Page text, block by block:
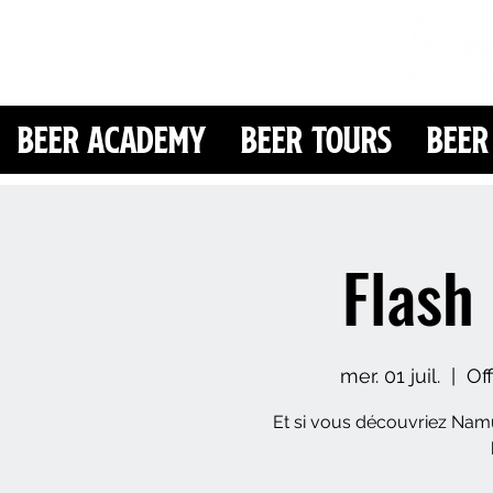
Beer Academy Beer Tours
mer. 01 juil.
Et si vous découvriez